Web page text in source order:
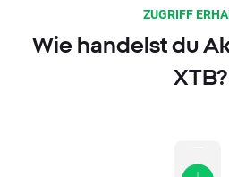
ZUGRIFF
Wie handelst du
XTB?